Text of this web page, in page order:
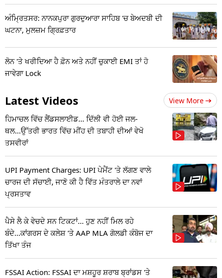
ਅੰਮ੍ਰਿਤਸਰ: ਨਾਨਕਪੁਰਾ ਗੁਰਦੁਆਰਾ ਸਾਹਿਬ 'ਚ ਬੇਅਦਬੀ ਦੀ
ਘਟਨਾ, ਮੁਲਜ਼ਮ ਗ੍ਰਿਫ਼ਤਾਰ
ਲੋਨ 'ਤੇ ਖਰੀਦਿਆ ਹੈ ਫ਼ੋਨ ਅਤੇ ਨਹੀਂ ਚੁਕਾਈ EMI ਤਾਂ ਹੋ
ਜਾਵੇਗਾ Lock
Latest Videos View More
ਹਿਮਾਚਲ ਵਿੱਚ ਲੈਂਡਸਲਾਈਡ... ਦਿੱਲੀ ਵੀ ਹੋਈ ਜਲ-
ਥਲ...ਉੱਤਰੀ ਭਾਰਤ ਵਿੱਚ ਮੀਂਹ ਦੀ ਤਬਾਹੀ ਦੀਆਂ ਵੇਖੋ
ਤਸਵੀਰਾਂ
UPI Payment Charges: UPI ਪੇਮੈਂਟ 'ਤੇ ਲੱਗਣ ਵਾਲੇ
ਚਾਰਜ ਦੀ ਸੱਚਾਈ, ਜਾਣੋ ਕੀ ਹੈ ਵਿੱਤ ਮੰਤਰਾਲੇ ਦਾ ਨਵਾਂ
ਪ੍ਰਸਤਾਵ
ਪੈਸੇ ਲੈ ਕੇ ਵੇਚਦੇ ਸਨ ਟਿਕਟਾਂ... ਹੁਣ ਨਹੀਂ ਮਿਲ ਰਹੇ
ਬੰਦੇ...ਕਾਂਗਰਸ ਦੇ ਕਲੇਸ਼ 'ਤੇ AAP MLA ਗੋਲਡੀ ਕੰਬੋਜ ਦਾ
ਤਿੱਖਾ ਤੰਜ
FSSAI Action: FSSAI ਦਾ ਮਸ਼ਹੂਰ ਸ਼ਰਾਬ ਬ੍ਰਾਂਡਸ 'ਤੇ